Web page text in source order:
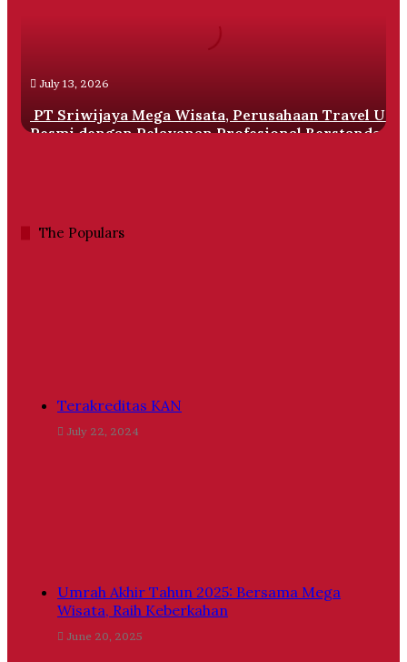
dengan
Pelayanan
Profesional
July 13, 2026
PT Sriwijaya Mega Wisata, Perusahaan Travel
Resmi dengan Pelayanan Profesional Berstandar
The Populars
Terakreditas KAN
July 22, 2024
Umrah Akhir Tahun 2025: Bersama Mega
Wisata, Raih Keberkahan
June 20, 2025